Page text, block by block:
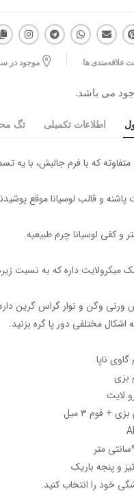
علاقه‌مندی ها موجود در
می باشد.
اطلاعات تکمیلی تگ
متفاوته که با فرم جالبش، با یه
پاشنه و قالب لوسیانا موقع
و کفی لوسیانا چرم طبیعیه.
میکرولایت داره که به نسبت
وگن و نوار گراس گرین
اشکال مختلفی دور پا گره بزنید.
ناپا
بزی
لایت
فوم ۳ میل
و پنجه باریک
خود را انتخاب کنید.